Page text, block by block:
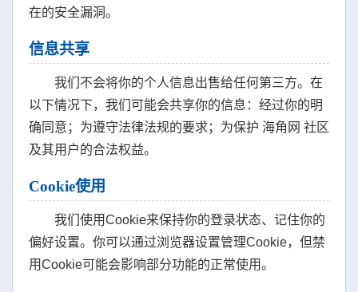
在的安全漏洞。
信息共享
我们不会将你的个人信息出售给任何第三方。在
以下情况下，我们可能会共享你的信息：经过你的明
确同意；为遵守法律法规的要求；为保护 海角网 社区
及其用户的合法权益。
Cookie使用
我们使用Cookie来保持你的登录状态、记住你的
偏好设置。你可以通过浏览器设置管理Cookie，但禁
用Cookie可能会影响部分功能的正常使用。